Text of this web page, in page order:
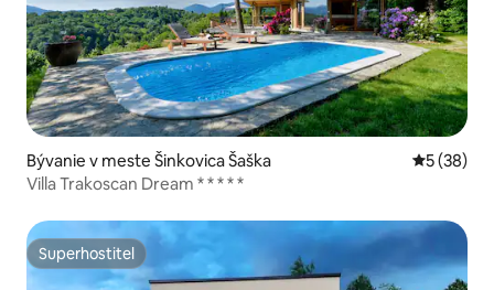
Bývanie v meste Šinkovica Šaška
5 (38)
Villa Trakoscan Dream * * * * *
Superhostiteľ
Superhostiteľ